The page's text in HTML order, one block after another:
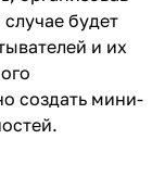
будет
и их
создать мини-